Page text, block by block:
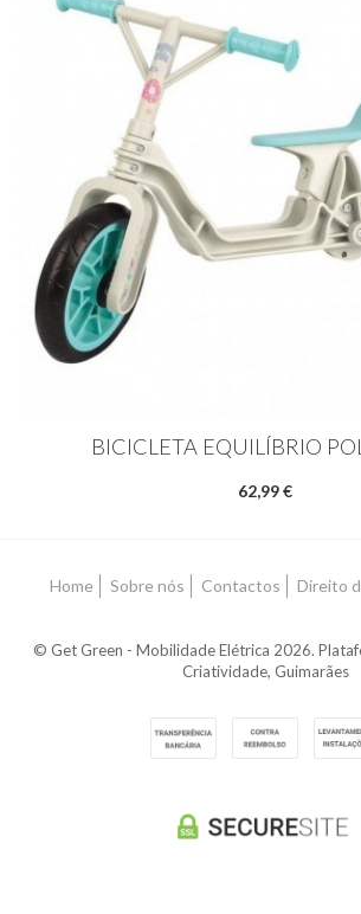
BICICLETA EQUILÍBRIO
62,99 €
Home Sobre nós Contactos Direito
© Get Green - Mobilidade Elétrica 2026.
Criatividade, Guimarães